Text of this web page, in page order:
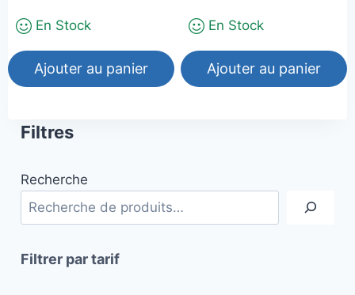
En Stock
Ajouter au panier
En Stock
Ajouter au panier
Filtres
Recherche
Filtrer par tarif